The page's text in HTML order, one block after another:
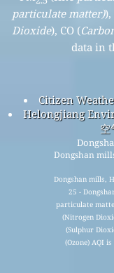
particulate matter)),
Dioxide), CO (
data in
Citizen
Helongjiang
空
Dongshan
Dongshan mills,
25 -
particulate
(Nitrogen
(Sulphur
(Ozone) AQI